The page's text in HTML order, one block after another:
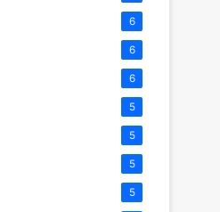
6
6
6
5
5
5
5